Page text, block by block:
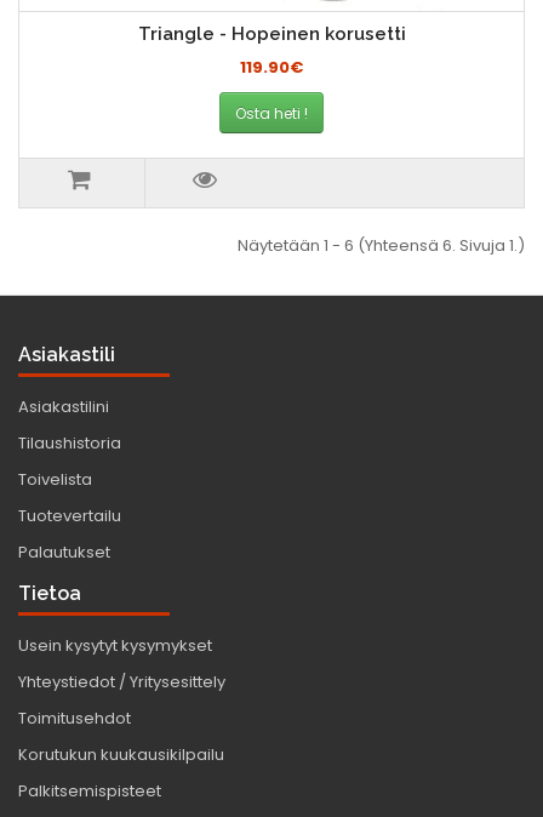
Triangle - Hopeinen korusetti
119.90€
Osta heti !
Näytetään 1 - 6 (Yhteensä 6. Sivuja 1.)
Asiakastili
Asiakastilini
Tilaushistoria
Toivelista
Tuotevertailu
Palautukset
Tietoa
Usein kysytyt kysymykset
Yhteystiedot / Yritysesittely
Toimitusehdot
Korutukun kuukausikilpailu
Palkitsemispisteet